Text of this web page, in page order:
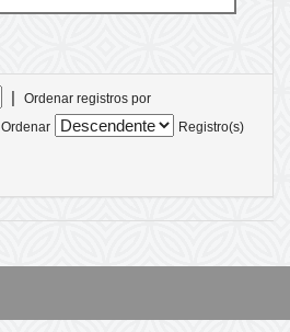
|
Ordenar registros por
Ordenar
Registro(s)